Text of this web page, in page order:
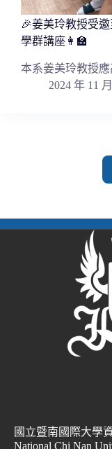
🎉姜美玲教授受
學群講座👩‍🏫
本系姜美玲教授
2024 年 11
國立暨南國際大學
National Chi Nan